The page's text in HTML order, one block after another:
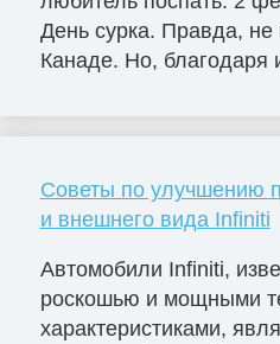
День сурка. Правда,
Канаде. Но, благодаря
Советы по улучшению
и внешнего вида Infiniti
Автомобили Infiniti,
роскошью и мощными
характеристиками,